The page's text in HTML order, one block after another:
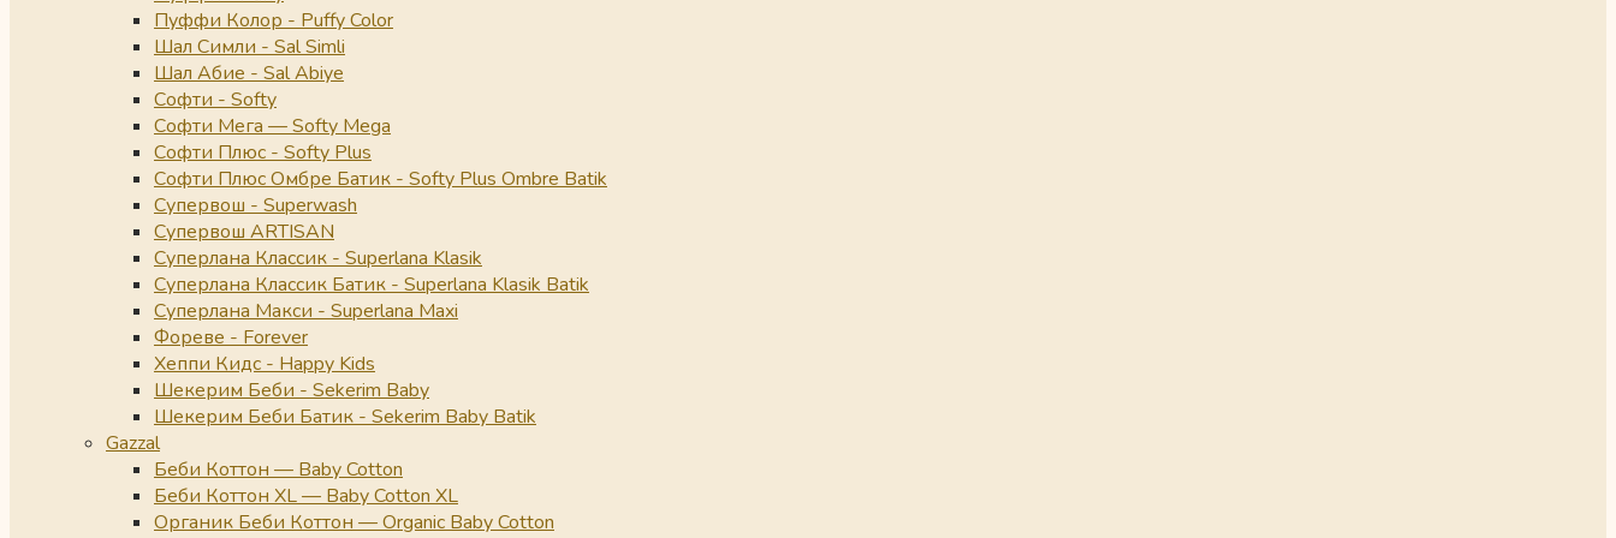
Пуффи Колор - Puffy Color
Шал Симли - Sal Simli
Шал Абие - Sal Abiye
Софти - Softy
Софти Мега — Softy Mega
Софти Плюс - Softy Plus
Софти Плюс Омбре Батик - Softy Plus Ombre Batik
Супервош - Superwash
Супервош ARTISAN
Суперлана Классик - Superlana Klasik
Суперлана Классик Батик - Superlana Klasik Batik
Суперлана Макси - Superlana Maxi
Фореве - Forever
Хеппи Кидс - Happy Kids
Шекерим Беби - Sekerim Baby
Шекерим Беби Батик - Sekerim Baby Batik
Gazzal
Беби Коттон — Baby Cotton
Беби Коттон XL — Baby Cotton XL
Органик Беби Коттон — Organic Baby Cotton